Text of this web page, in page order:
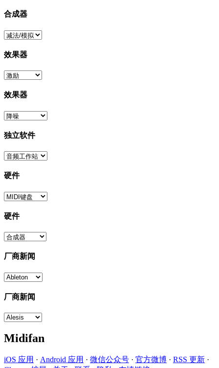
合成器
效果器
效果器
独立软件
硬件
硬件
厂商新闻
厂商新闻
Midifan
iOS 应用 · Android 应用 · 微信公众号 · 官方微博 · RSS 更新 ·